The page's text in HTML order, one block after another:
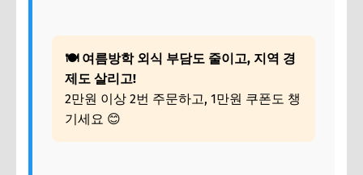
🍽️ 여름방학 외식 부담도 줄이고, 지역 경
제도 살리고!
2만원 이상 2번 주문하고, 1만원 쿠폰도 챙
기세요 😊